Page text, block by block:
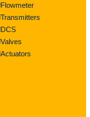
Flowmeter
Transmitters
DCS
Valves
Actuators